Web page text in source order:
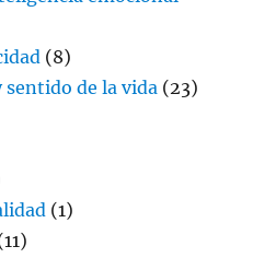
(8)
sentido de la vida (23)
(1)